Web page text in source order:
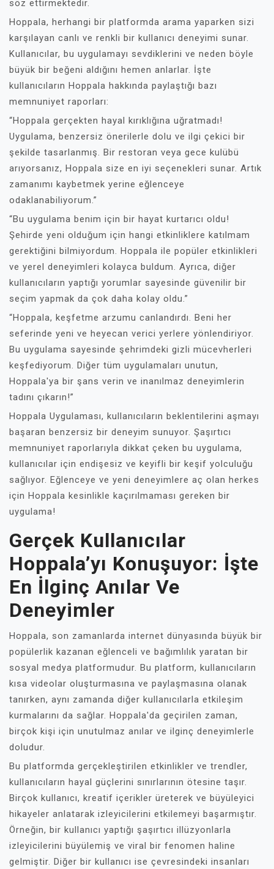
söz ettirmektedir.
Hoppala, herhangi bir platformda arama yaparken sizi
karşılayan canlı ve renkli bir kullanıcı deneyimi sunar.
Kullanıcılar, bu uygulamayı sevdiklerini ve neden böyle
büyük bir beğeni aldığını hemen anlarlar. İşte
kullanıcıların Hoppala hakkında paylaştığı bazı
memnuniyet raporları:
“Hoppala gerçekten hayal kırıklığına uğratmadı!
Uygulama, benzersiz önerilerle dolu ve ilgi çekici bir
şekilde tasarlanmış. Bir restoran veya gece kulübü
arıyorsanız, Hoppala size en iyi seçenekleri sunar. Artık
zamanımı kaybetmek yerine eğlenceye
odaklanabiliyorum.”
“Bu uygulama benim için bir hayat kurtarıcı oldu!
Şehirde yeni olduğum için hangi etkinliklere katılmam
gerektiğini bilmiyordum. Hoppala ile popüler etkinlikleri
ve yerel deneyimleri kolayca buldum. Ayrıca, diğer
kullanıcıların yaptığı yorumlar sayesinde güvenilir bir
seçim yapmak da çok daha kolay oldu.”
“Hoppala, keşfetme arzumu canlandırdı. Beni her
seferinde yeni ve heyecan verici yerlere yönlendiriyor.
Bu uygulama sayesinde şehrimdeki gizli mücevherleri
keşfediyorum. Diğer tüm uygulamaları unutun,
Hoppala'ya bir şans verin ve inanılmaz deneyimlerin
tadını çıkarın!”
Hoppala Uygulaması, kullanıcıların beklentilerini aşmayı
başaran benzersiz bir deneyim sunuyor. Şaşırtıcı
memnuniyet raporlarıyla dikkat çeken bu uygulama,
kullanıcılar için endişesiz ve keyifli bir keşif yolculuğu
sağlıyor. Eğlenceye ve yeni deneyimlere aç olan herkes
için Hoppala kesinlikle kaçırılmaması gereken bir
uygulama!
Gerçek Kullanıcılar
Hoppala’yı Konuşuyor: İşte
En İlginç Anılar Ve
Deneyimler
Hoppala, son zamanlarda internet dünyasında büyük bir
popülerlik kazanan eğlenceli ve bağımlılık yaratan bir
sosyal medya platformudur. Bu platform, kullanıcıların
kısa videolar oluşturmasına ve paylaşmasına olanak
tanırken, aynı zamanda diğer kullanıcılarla etkileşim
kurmalarını da sağlar. Hoppala'da geçirilen zaman,
birçok kişi için unutulmaz anılar ve ilginç deneyimlerle
doludur.
Bu platformda gerçekleştirilen etkinlikler ve trendler,
kullanıcıların hayal güçlerini sınırlarının ötesine taşır.
Birçok kullanıcı, kreatif içerikler üreterek ve büyüleyici
hikayeler anlatarak izleyicilerini etkilemeyi başarmıştır.
Örneğin, bir kullanıcı yaptığı şaşırtıcı illüzyonlarla
izleyicilerini büyülemiş ve viral bir fenomen haline
gelmiştir. Diğer bir kullanıcı ise çevresindeki insanları